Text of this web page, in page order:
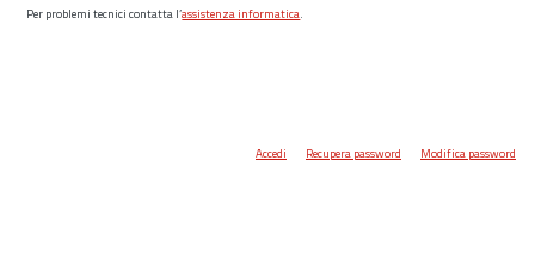
Per problemi tecnici contatta l’assistenza informatica.
Accedi Recupera password Modifica password